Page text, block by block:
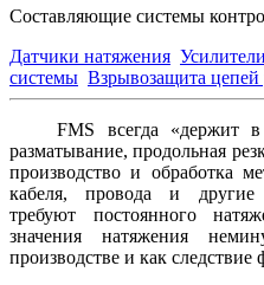
Составляющие системы
Датчики натяжения Усилители
системы Взрывозащита цепей
FMS всегда «держит в
разматывание, продольная
производство и обработка
кабеля, провода и другие
требуют постоянного
значения натяжения
производстве и как